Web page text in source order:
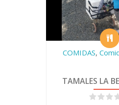
COMIDAS,
TAMALES LA